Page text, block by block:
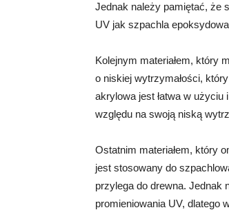
Jednak należy pamiętać, że
UV jak szpachla
Kolejnym materiałem, który
o niskiej wytrzymałości,
akrylowa jest łatwa w
względu na swoją niską
Ostatnim materiałem, który
jest stosowany do
przylega do drewna. Jednak
promieniowania UV, dlatego